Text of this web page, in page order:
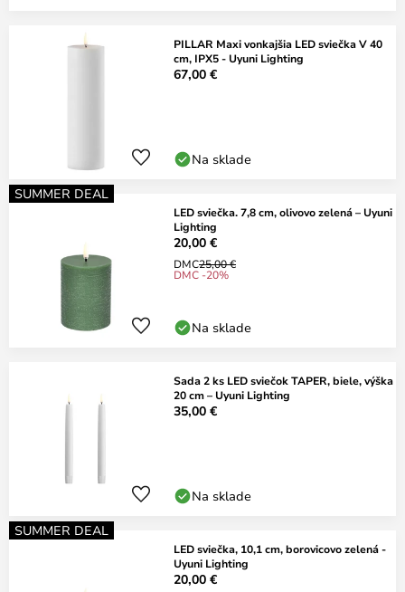
PILLAR Maxi vonkajšia LED sviečka V 40
cm, IPX5 - Uyuni Lighting
67,00 €
Na sklade
SUMMER DEAL
LED sviečka. 7,8 cm, olivovo zelená – Uyuni
Lighting
20,00 €
DMC25,00 €
DMC -20%
Na sklade
Sada 2 ks LED sviečok TAPER, biele, výška
20 cm – Uyuni Lighting
35,00 €
Na sklade
SUMMER DEAL
LED sviečka, 10,1 cm, borovicovo zelená -
Uyuni Lighting
20,00 €